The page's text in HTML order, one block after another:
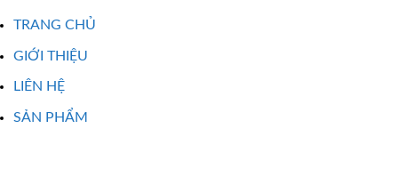
TRANG CHỦ
GIỚI THIỆU
LIÊN HỆ
SẢN PHẨM